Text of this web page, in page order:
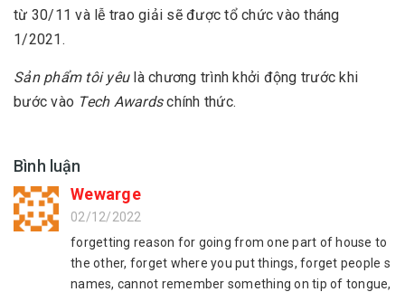
từ 30/11 và lễ trao giải sẽ được tổ chức vào tháng
1/2021.
Sản phẩm tôi yêu là chương trình khởi động trước khi
bước vào Tech Awardschính thức.
Bình luận
Wewarge
02/12/2022
forgetting reason for going from one part of house to
the other, forget where you put things, forget people s
names, cannot remember something on tip of tongue,